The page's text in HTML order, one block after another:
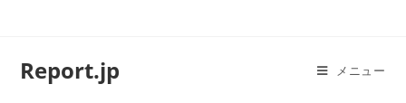
Report.jp メニュー